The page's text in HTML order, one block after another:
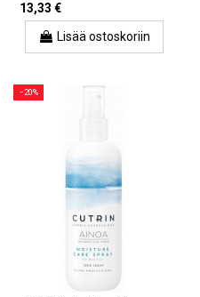
13,33 €
Lisää ostoskoriin
−20%